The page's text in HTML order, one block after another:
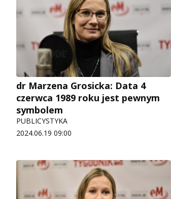
dr Marzena Grosicka: Data 4
czerwca 1989 roku jest pewnym
symbolem
PUBLICYSTYKA
2024.06.19 09:00